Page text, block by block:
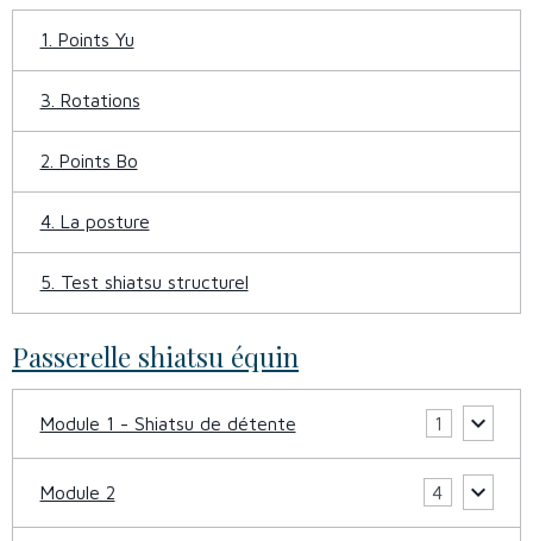
1. Points Yu
3. Rotations
2. Points Bo
4. La posture
5. Test shiatsu structurel
Passerelle shiatsu équin
Module 1 - Shiatsu de détente 1
Module 2 4